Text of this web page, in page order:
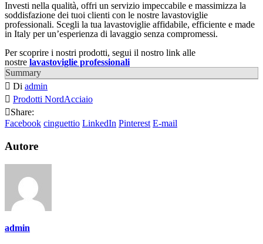
Investi nella qualità, offri un servizio impeccabile e massimizza la
soddisfazione dei tuoi clienti con le nostre lavastoviglie
professionali. Scegli la tua lavastoviglie affidabile, efficiente e made
in Italy per un’esperienza di lavaggio senza compromessi.
Per scoprire i nostri prodotti, segui il nostro link alle
nostre lavastoviglie professionali
Summary
Di admin
Prodotti NordAcciaio
Share:
Facebook cinguettio LinkedIn Pinterest E-mail
Autore
admin